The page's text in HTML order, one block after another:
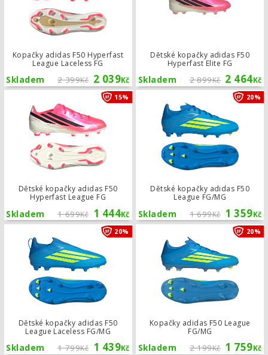
Kopačky adidas F50 Hyperfast
League Laceless FG
2 399Kč 2 039Kč
Skladem
Dětské kopačky adidas F50
Hyperfast Elite FG
2 899Kč 2 464Kč
Skladem
Dětské kopačky adidas F50
Hyperfast League FG
1 699Kč 1 444Kč
Skladem
15% Dětské kopačky adidas F50
Dětské kopačky adidas F50
League FG/MG
1 699Kč 1 359Kč
Skladem
20%
Dětské kopačky adidas F50
League Laceless FG/MG
1 799Kč 1 439Kč
Skladem
20% Dětské kopačky adidas F50 League
Kopačky adidas F50 League
FG/MG
2 199Kč 1 759Kč
Skladem
20%